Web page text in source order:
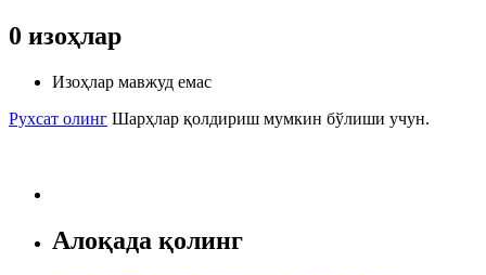
0 изоҳлар
Изоҳлар мавжуд емас
Рухсат олинг Шарҳлар қолдириш мумкин бўлиши учун.
Алоқада қолинг